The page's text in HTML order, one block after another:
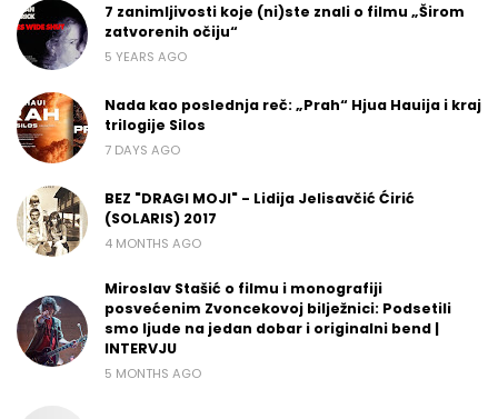
7 zanimljivosti koje (ni)ste znali o filmu „Širom
zatvorenih očiju“
5 YEARS AGO
Nada kao poslednja reč: „Prah“ Hjua Hauija i kraj
trilogije Silos
7 DAYS AGO
BEZ "DRAGI MOJI" - Lidija Jelisavčić Ćirić
(SOLARIS) 2017
4 MONTHS AGO
Miroslav Stašić o filmu i monografiji
posvećenim Zvoncekovoj bilježnici: Podsetili
smo ljude na jedan dobar i originalni bend |
INTERVJU
5 MONTHS AGO